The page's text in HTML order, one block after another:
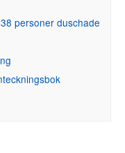
personer duschade